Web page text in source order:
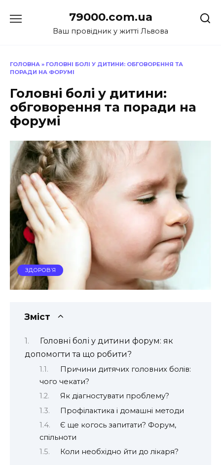
до
79000.com.ua
Ваш провідник у житті Львова
ГОЛОВНА » ГОЛОВНІ БОЛІ У ДИТИНИ: ОБГОВОРЕННЯ ТА
ПОРАДИ НА ФОРУМІ
Головні болі у дитини:
обговорення та поради на
форумі
ЗДОРОВ’Я
Зміст
Головні болі у дитини форум: як
допомогти та що робити?
Причини дитячих головних болів:
чого чекати?
Як діагностувати проблему?
Профілактика і домашні методи
Є ще когось запитати? Форум,
спільноти
Коли необхідно йти до лікаря?